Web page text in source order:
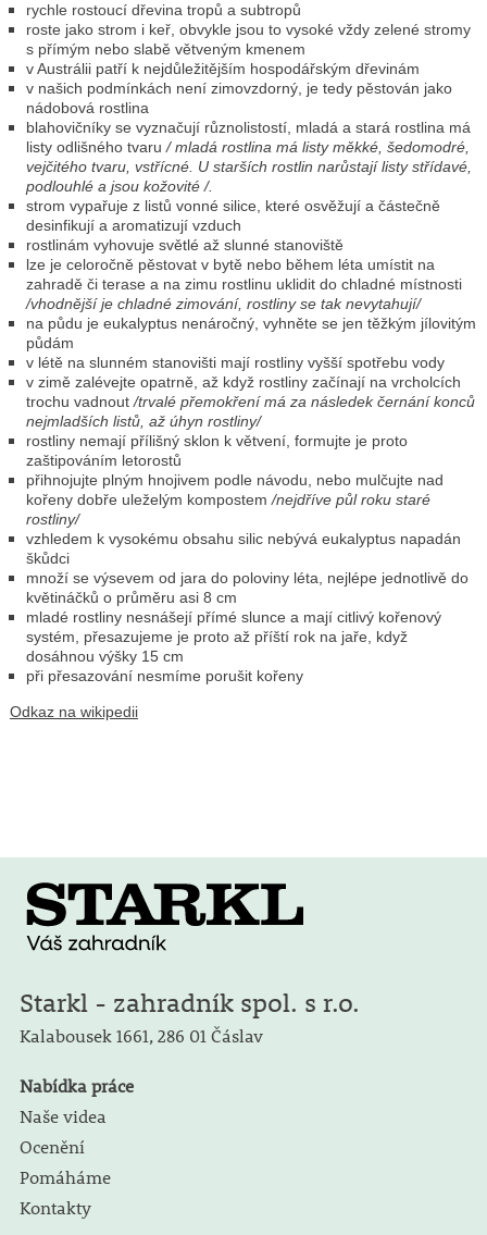
rychle rostoucí dřevina tropů a subtropů
roste jako strom i keř, obvykle jsou to vysoké vždy zelené stromy
s přímým nebo slabě větveným kmenem
v Austrálii patří k nejdůležitějším hospodářským dřevinám
v našich podmínkách není zimovzdorný, je tedy pěstován jako
nádobová rostlina
blahovičníky se vyznačují různolistostí, mladá a stará rostlina má
listy odlišného tvaru / mladá rostlina má listy měkké, šedomodré,
vejčitého tvaru, vstřícné. U starších rostlin narůstají listy střídavé,
podlouhlé a jsou kožovité /.
strom vypařuje z listů vonné silice, které osvěžují a částečně
desinfikují a aromatizují vzduch
rostlinám vyhovuje světlé až slunné stanoviště
lze je celoročně pěstovat v bytě nebo během léta umístit na
zahradě či terase a na zimu rostlinu uklidit do chladné místnosti
/vhodnější je chladné zimování, rostliny se tak nevytahují/
na půdu je eukalyptus nenáročný, vyhněte se jen těžkým jílovitým
půdám
v létě na slunném stanovišti mají rostliny vyšší spotřebu vody
v zimě zalévejte opatrně, až když rostliny začínají na vrcholcích
trochu vadnout/trvalé přemokření má za následek černání konců
nejmladších listů, až úhyn rostliny/
rostliny nemají přílišný sklon k větvení, formujte je proto
zaštipováním letorostů
přihnojujte plným hnojivem podle návodu, nebo mulčujte nad
kořeny dobře uleželým kompostem/nejdříve půl roku staré
rostliny/
vzhledem k vysokému obsahu silic nebývá eukalyptus napadán
škůdci
množí se výsevem od jara do poloviny léta, nejlépe jednotlivě do
květináčků o průměru asi 8 cm
mladé rostliny nesnášejí přímé slunce a mají citlivý kořenový
systém, přesazujeme je proto až příští rok na jaře, když
dosáhnou výšky 15 cm
při přesazování nesmíme porušit kořeny
Odkaz na wikipedii
Starkl - zahradník spol. s r.o.
Kalabousek 1661, 286 01 Čáslav
Nabídka práce
Naše videa
Ocenění
Pomáháme
Kontakty